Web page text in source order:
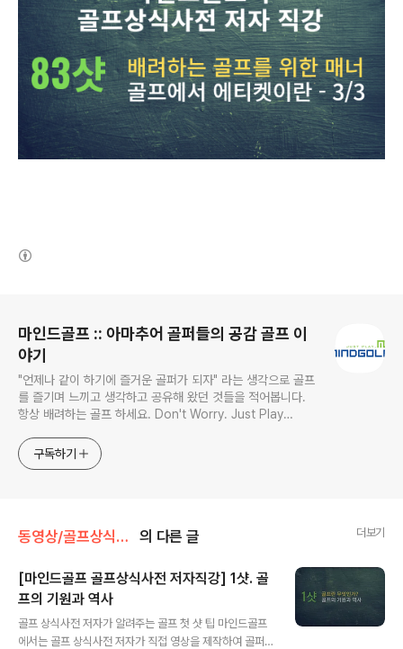
마인드골프 :: 아마추어 골퍼들의 공감 골프 이
야기
"언제나 같이 하기에 즐거운 골퍼가 되자" 라는 생각으로 골프
를 즐기며 느끼고 생각하고 공유해 왔던 것들을 적어봅니다.
항상 배려하는 골프 하세요. Don't Worry. Just Play
설턴트, 골프 컬럼리스트, 골프 프로페셔널, 골프 이벤젤리스
트
구독하기
동영상/골프상식사전 저자 직강 의 다른 글 더보기
[마인드골프 골프상식사전 저자직강] 1샷. 골
프의 기원과 역사
골프 상식사전 저자가 알려주는 골프 첫 샷 팁 마인드골프
에서는 골프 상식사전 저자가 직접 영상을 제작하여 골퍼